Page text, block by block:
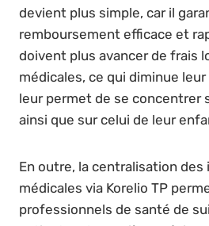
devient plus simple, car il
remboursement efficace et
doivent plus avancer de frais
médicales, ce qui diminue
leur permet de se concentrer
ainsi que sur celui de leur
En outre, la centralisation
médicales via Korelio TP
professionnels de santé de